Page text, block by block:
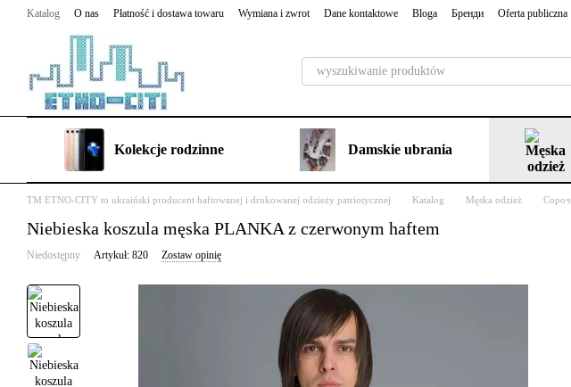
Przejdź do głównej treści
Katalog O nas Płatność i dostawa towaru Wymiana i zwrot Dane kontaktowe Bloga Бренди Oferta publiczna
Kolekcje rodzinne Damskie ubrania
TM ETNO-CITY to ukraiński producent haftowanej i drukowanej odzieży patriotycznej Katalog Męska odzież
Niebieska koszula męska PLANKA z czerwonym haftem
Niedostępny Artykuł: 820 Zostaw opinię